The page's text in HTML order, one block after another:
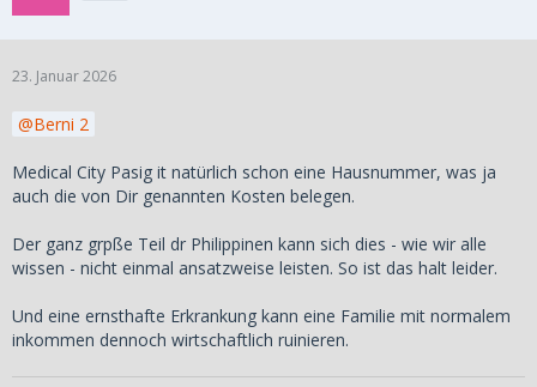
23. Januar 2026
Berni 2
Medical City Pasig it natürlich schon eine Hausnummer, was ja
auch die von Dir genannten Kosten belegen.
Der ganz grpße Teil dr Philippinen kann sich dies - wie wir alle
wissen - nicht einmal ansatzweise leisten. So ist das halt leider.
Und eine ernsthafte Erkrankung kann eine Familie mit normalem
inkommen dennoch wirtschaftlich ruinieren.